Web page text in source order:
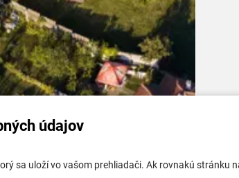
údajov
sa uloží vo vašom prehliadači. Ak rovnakú stránku